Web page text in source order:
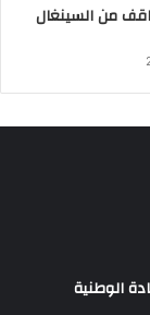
من السينغال
الوطنية